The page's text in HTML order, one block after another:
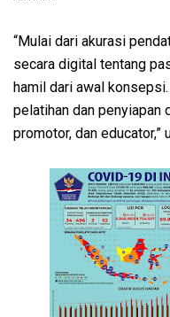
“Mulai dari akurasi
secara digital tentang
hamil dari awal
pelatihan dan penyiapan
promotor, dan